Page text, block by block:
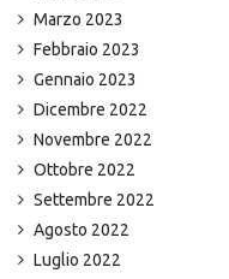
Marzo 2023
Febbraio 2023
Gennaio 2023
Dicembre 2022
Novembre 2022
Ottobre 2022
Settembre 2022
Agosto 2022
Luglio 2022